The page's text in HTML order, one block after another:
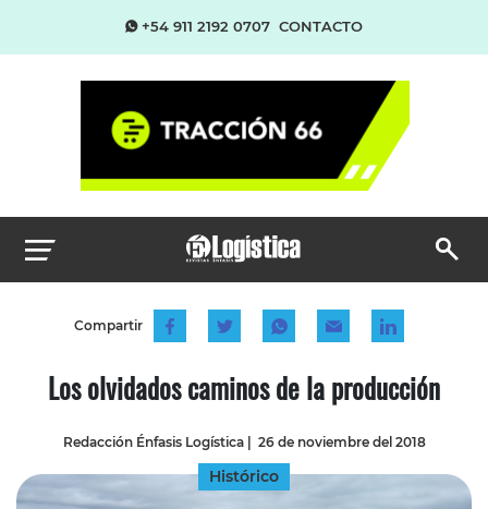
+54 911 2192 0707 CONTACTO
Compartir
Los olvidados caminos de la producción
Redacción Énfasis Logística| 26 de noviembre del 2018
Histórico